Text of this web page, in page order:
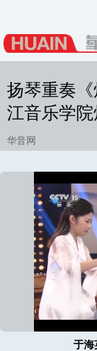
扬琴重奏
江音乐学
华音网
于海